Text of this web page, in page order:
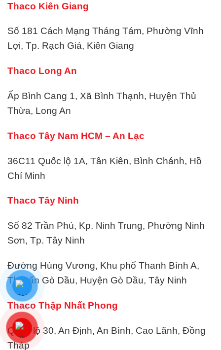
Thaco Kiên Giang
Số 181 Cách Mạng Tháng Tám, Phường Vĩnh
Lợi, Tp. Rạch Giá, Kiên Giang
Thaco Long An
Ấp Bình Cang 1, Xã Bình Thạnh, Huyện Thủ
Thừa, Long An
Thaco Tây Nam HCM – An Lạc
36C11 Quốc lộ 1A, Tân Kiên, Bình Chánh, Hồ
Chí Minh
Thaco Tây Ninh
Số 82 Trần Phú, Kp. Ninh Trung, Phường Ninh
Sơn, Tp. Tây Ninh
Đường Hùng Vương, Khu phố Thanh Bình A,
Thị trấn Gò Dầu, Huyện Gò Dầu, Tây Ninh
Thaco Thập Nhất Phong
Quốc lộ 30, An Định, An Bình, Cao Lãnh, Đồng
Tháp